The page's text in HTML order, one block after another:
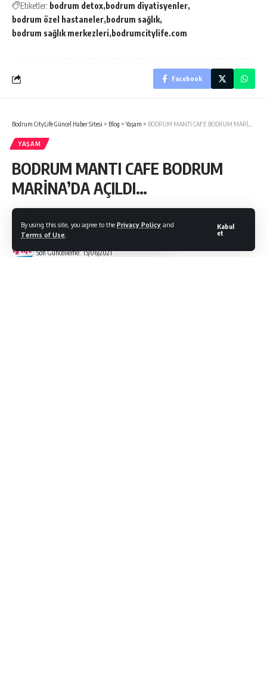
By using this site, you agree to the Privacy Policy and
Terms of Use
Kabul
et
Etiketler: bodrum detox bodrum diyatisyenler
bodrum özel hastaneler bodrum sağlık
bodrum sağlık merkezleri bodrumcitylife.com
Facebook
Bodrum CityLife Güncel Haber Sitesi > Blog >Yaşam > BODRUM MANTI CAFE BODRUM MARİNA’DA AÇILDI…
YAŞAM
BODRUM MANTI CAFE BODRUM
MARİNA’DA AÇILDI…
Son Güncelleme: 15/06/2021
Bodrum Citylife